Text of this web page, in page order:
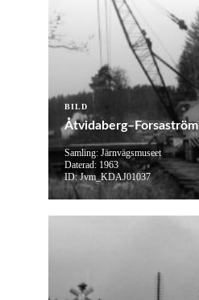
BILD
Åtvidaberg–Forsaström
Samling: Järnvägsmuseet
Daterad: 1963
ID: Jvm_KDAJ01037